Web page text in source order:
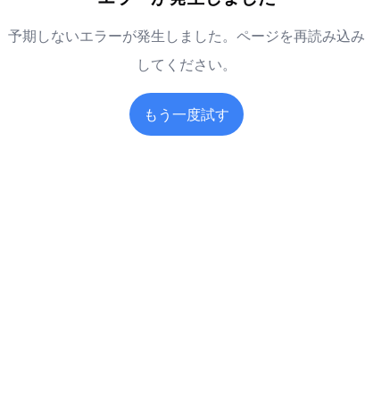
予期しないエラーが発生しました。ページを再読み込み
してください。
もう一度試す